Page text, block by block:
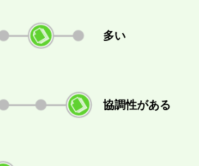
多い
協調性がある